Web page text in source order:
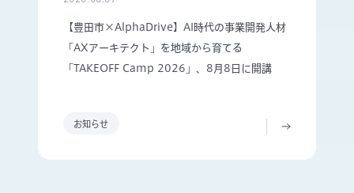
お知らせ
【豊田市×AlphaDrive】AI時代の事業開発人材
「AXアーキテクト」を地域から育てる
「TAKEOFF Camp 2026」、8月8日に開講